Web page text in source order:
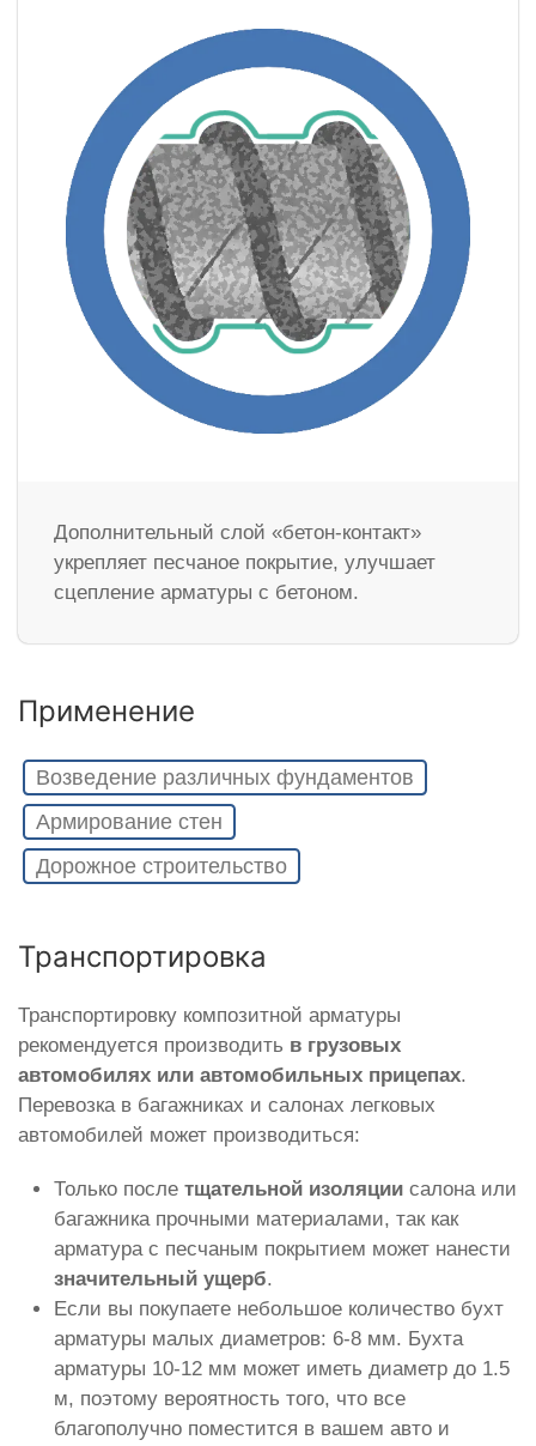
Дополнительный слой «бетон-контакт»
укрепляет песчаное покрытие, улучшает
сцепление арматуры с бетоном.
Применение
Возведение различных фундаментов
Армирование стен
Дорожное строительство
Транспортировка
Транспортировку композитной арматуры
рекомендуется производить в грузовых
автомобилях или автомобильных прицепах.
Перевозка в багажниках и салонах легковых
автомобилей может производиться:
Только после тщательной изоляции салона или
багажника прочными материалами, так как
арматура с песчаным покрытием может нанести
значительный ущерб.
Если вы покупаете небольшое количество бухт
арматуры малых диаметров: 6-8 мм. Бухта
арматуры 10-12 мм может иметь диаметр до 1.5
м, поэтому вероятность того, что все
благополучно поместится в вашем авто и